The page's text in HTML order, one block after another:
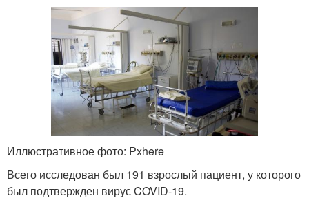
Иллюстративное фото: Pxhere
Всего исследован был 191 взрослый пациент, у которого
был подтвержден вирус COVID-19.